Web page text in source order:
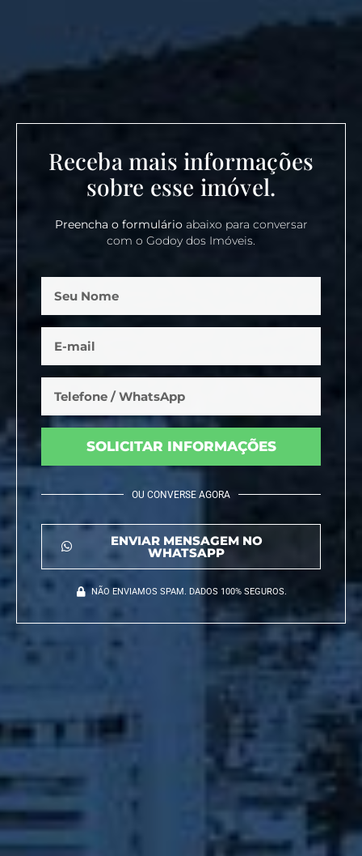
Receba mais informações
sobre esse imóvel.
Preencha o formulárioabaixo para conversar
com o Godoy dos Imóveis.
SOLICITAR INFORMAÇÕES
OU CONVERSE AGORA
ENVIAR MENSAGEM NO
WHATSAPP
NÃO ENVIAMOS SPAM. DADOS 100% SEGUROS.